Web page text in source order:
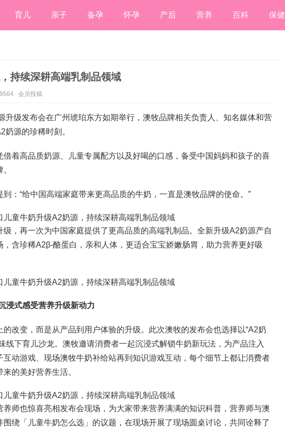
育儿 亲子 备孕 怀孕 产后 营养 百科 保健
持续深耕高端乳制品领域
会员投稿
升级发布会在广州琥珀东方如期举行，澳牧品牌相关负责人、知名媒体和营
源的珍稀时刻。
着高品质奶源、儿童专属配方以及好喝的口感，备受中国妈妈和孩子的喜
：“给中国高端家庭带来更高品质的牛奶，一直是澳牧品牌的使命。”
，再一次为中国家庭提供了更高品质的高端乳制品。全新升级A2奶源产自
含珍稀A2β-酪蛋白，亲和人体，更适合宝宝娇嫩肠胃，助力营养更好吸
浸式感受营养升级新动力
改变，而是从产品到用户体验的升级。此次澳牧的发布会也选择以“A2奶
线下育儿沙龙。澳牧邀请消费者一起沉浸式解锁牛奶新玩法，为产品注入
动游戏、现场澳牧牛奶补给站再到知识游戏互动，每个细节上都让消费者
的美好营养生活。
师也惊喜亮相发布会现场，为大家带来营养满满的知识科普，营养师与澳
绕「儿童牛奶怎么选」的议题，在现场开展了现场圆桌讨论，共同诠释了